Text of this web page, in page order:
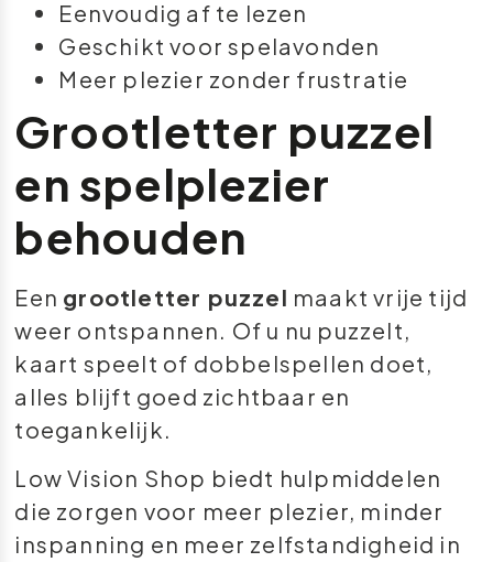
Eenvoudig af te lezen
Geschikt voor spelavonden
Meer plezier zonder frustratie
Grootletter puzzel
en spelplezier
behouden
Een grootletter puzzel maakt vrije tijd
weer ontspannen. Of u nu puzzelt,
kaart speelt of dobbelspellen doet,
alles blijft goed zichtbaar en
toegankelijk.
Low Vision Shop biedt hulpmiddelen
die zorgen voor meer plezier, minder
inspanning en meer zelfstandigheid in